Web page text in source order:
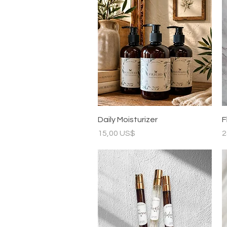
Vista rápida
Daily Moisturizer
Precio
15,00 US$